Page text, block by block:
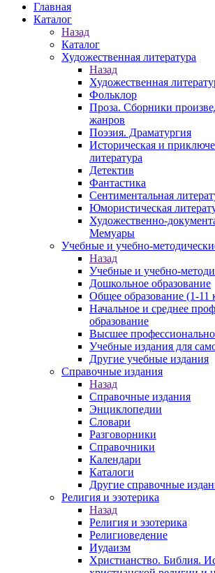
Главная
Каталог
Назад
Каталог
Художественная литература
Назад
Художественная
Фольклор
Проза. Сборники
жанров
Поэзия. Драматургия
Историческая и
литература
Детектив
Фантастика
Сентиментальная
Юмористическая
Художественно-
Мемуары
Учебные и учебно-
Назад
Учебные и учебно-
Дошкольное образование
Общее образование (1-11
Начальное и среднее
образование
Высшее
Учебные издания для
Другие учебные издания
Справочные издания
Назад
Справочные издания
Энциклопедии
Словари
Разговорники
Справочники
Календари
Каталоги
Другие справочные
Религия и эзотерика
Назад
Религия и эзотерика
Религиоведение
Иудаизм
Христианство. Библия.